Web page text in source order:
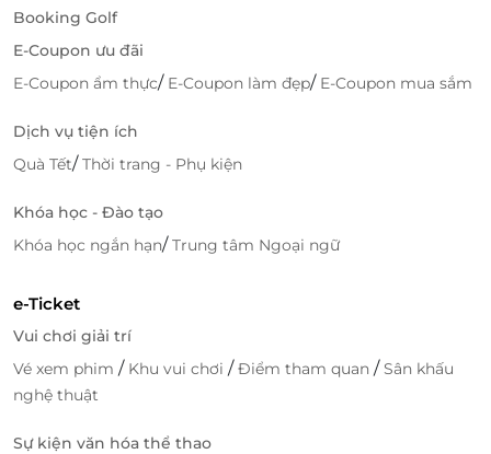
Booking Golf
E-Coupon ưu đãi
E-Coupon ẩm thực/ E-Coupon làm đẹp/ E-Coupon mua sắm
Dịch vụ tiện ích
Quà Tết/Thời trang - Phụ kiện
Khóa học - Đào tạo
Khóa học ngắn hạn/Trung tâm Ngoại ngữ
e-Ticket
Vui chơi giải trí
Vé xem phim / Khu vui chơi /Điểm tham quan /Sân khấu
nghệ thuật
Sự kiện văn hóa thể thao